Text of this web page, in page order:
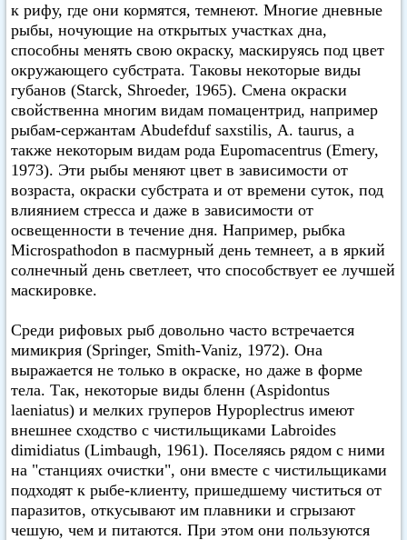
к рифу, где они кормятся, темнеют. Многие дневные
рыбы, ночующие на открытых участках дна,
способны менять свою окраску, маскируясь под цвет
окружающего субстрата. Таковы некоторые виды
губанов (Starck, Shroeder, 1965). Смена окраски
свойственна многим видам помацентрид, например
рыбам-сержантам Abudefduf saxstilis, А. taurus, а
также некоторым видам рода Eupomacentrus (Emery,
1973). Эти рыбы меняют цвет в зависимости от
возраста, окраски субстрата и от времени суток, под
влиянием стресса и даже в зависимости от
освещенности в течение дня. Например, рыбка
Microspathodon в пасмурный день темнеет, а в яркий
солнечный день светлеет, что способствует ее лучшей
маскировке.
Среди рифовых рыб довольно часто встречается
мимикрия (Springer, Smith-Vaniz, 1972). Она
выражается не только в окраске, но даже в форме
тела. Так, некоторые виды бленн (Aspidontus
laeniatus) и мелких груперов Hypoplectrus имеют
внешнее сходство с чистильщиками Labroides
dimidiatus (Limbaugh, 1961). Поселяясь рядом с ними
на "станциях очистки", они вместе с чистильщиками
подходят к рыбе-клиенту, пришедшему чиститься от
паразитов, откусывают им плавники и сгрызают
чешую, чем и питаются. При этом они пользуются